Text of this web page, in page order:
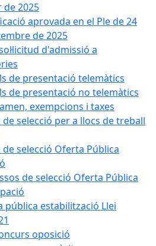
2025
aprovada en el Ple de 24
de 2025
d'admissió a
de presentació telemàtics
de presentació no telemàtics
exempcions i taxes
de selecció per a llocs de treball
de selecció Oferta Pública
de selecció Oferta Pública
pública estabilització Llei
oposició